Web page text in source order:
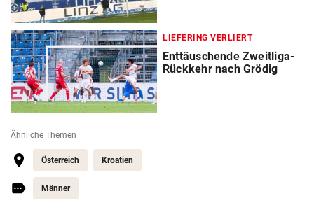
LIEFERING VERLIERT
Enttäuschende Zweitliga-
Rückkehr nach Grödig
Ähnliche Themen
Österreich Kroatien
Männer